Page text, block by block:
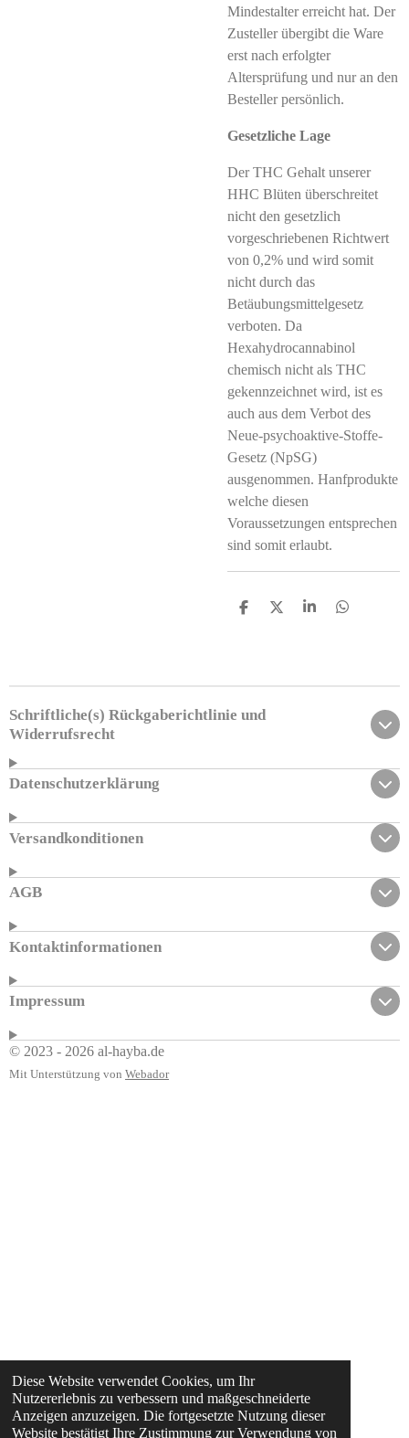
Diese Website verwendet Cookies, um Ihr
Nutzererlebnis zu verbessern und maßgeschneiderte
Anzeigen anzuzeigen. Die fortgesetzte Nutzung dieser
Website bestätigt Ihre Zustimmung zur Verwendung von
Mindestalter erreicht hat. Der
Zusteller übergibt die Ware
erst nach erfolgter
Altersprüfung und nur an den
Besteller persönlich.
Gesetzliche Lage
Der THC Gehalt unserer
HHC Blüten überschreitet
nicht den gesetzlich
vorgeschriebenen Richtwert
von 0,2% und wird somit
nicht durch das
Betäubungsmittelgesetz
verboten. Da
Hexahydrocannabinol
chemisch nicht als THC
gekennzeichnet wird, ist es
auch aus dem Verbot des
Neue-psychoaktive-Stoffe-
Gesetz (NpSG)
ausgenommen. Hanfprodukte
welche diesen
Voraussetzungen entsprechen
sind somit erlaubt.
T
n
T
n
T
n
T
n
Schriftliche(s) Rückgaberichtlinie und
Widerrufsrecht
Datenschutzerklärung
Versandkonditionen
AGB
Kontaktinformationen
Impressum
© 2023 - 2026 al-hayba.de
Mit Unterstützung von Webador